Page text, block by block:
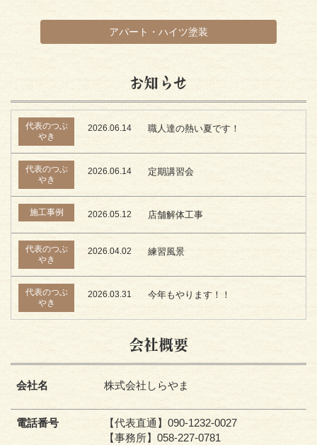
アパート・ハイツ塗装
お知らせ
代表のつぶ
やき
2026.06.14 職人達の熱い夏です！
代表のつぶ
やき
2026.06.14 定期講習会
施工事例 2026.05.12 店舗解体工事
代表のつぶ
やき
2026.04.02 練習風景
代表のつぶ
やき
2026.03.31 今年もやります！！
会社概要
会社名 株式会社しらやま
電話番号
【代表直通】090-1232-0027
【事務所】058-227-0781